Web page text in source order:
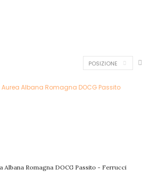
POSIZIONE
Albana Romagna DOCG Passito - Ferrucci